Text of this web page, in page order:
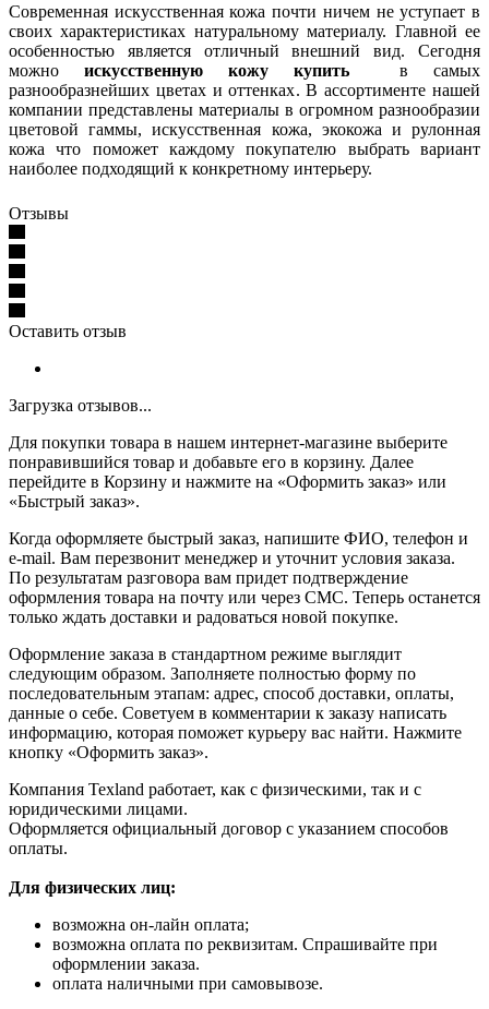
Современная искусственная кожа почти ничем не уступает в
своих характеристиках натуральному материалу. Главной ее
особенностью является отличный внешний вид. Сегодня
можно искусственную кожу купить в самых
разнообразнейших цветах и оттенках. В ассортименте нашей
компании представлены материалы в огромном разнообразии
цветовой гаммы, искусственная кожа, экокожа и рулонная
кожа что поможет каждому покупателю выбрать вариант
наиболее подходящий к конкретному интерьеру.
Отзывы
Оставить отзыв
Загрузка отзывов...
Для покупки товара в нашем интернет-магазине выберите
понравившийся товар и добавьте его в корзину. Далее
перейдите в Корзину и нажмите на «Оформить заказ» или
«Быстрый заказ».
Когда оформляете быстрый заказ, напишите ФИО, телефон и
e-mail. Вам перезвонит менеджер и уточнит условия заказа.
По результатам разговора вам придет подтверждение
оформления товара на почту или через СМС. Теперь останется
только ждать доставки и радоваться новой покупке.
Оформление заказа в стандартном режиме выглядит
следующим образом. Заполняете полностью форму по
последовательным этапам: адрес, способ доставки, оплаты,
данные о себе. Советуем в комментарии к заказу написать
информацию, которая поможет курьеру вас найти. Нажмите
кнопку «Оформить заказ».
Компания Texland работает, как с физическими, так и с
юридическими лицами.
Оформляется официальный договор с указанием способов
оплаты.
Для физических лиц:
возможна он-лайн оплата;
возможна оплата по реквизитам. Спрашивайте при
оформлении заказа.
оплата наличными при самовывозе.